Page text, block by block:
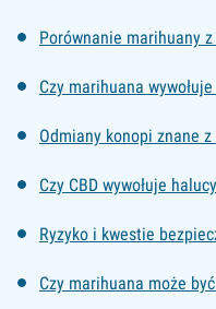
Porównanie marihuany
Czy marihuana
Odmiany konopi znane
Czy CBD wywołuje
Ryzyko i kwestie
Czy marihuana może